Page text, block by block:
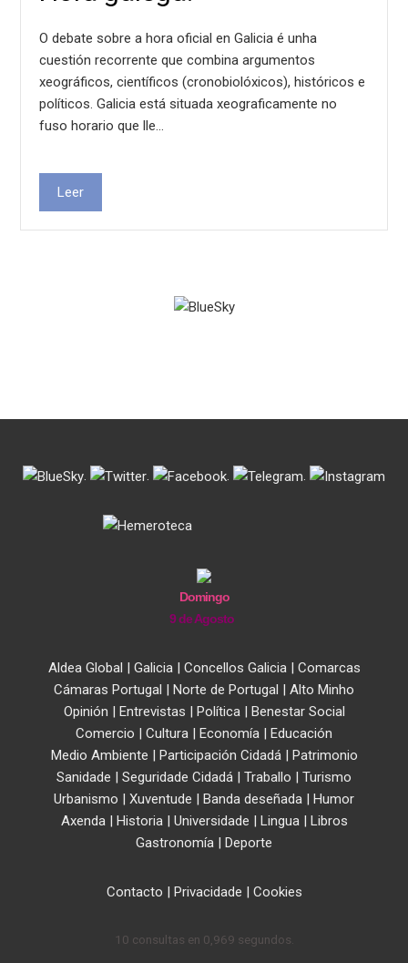
O debate sobre a hora oficial en Galicia é unha
cuestión recorrente que combina argumentos
xeográficos, científicos (cronobiolóxicos), históricos e
políticos. Galicia está situada xeograficamente no
fuso horario que lle…
Leer
. . . .
Domingo
9 de Agosto
Aldea Global | Galicia| Concellos Galicia| Comarcas
Cámaras Portugal | Norte de Portugal | Alto Minho
Opinión | Entrevistas | Política| Benestar Social
Comercio | Cultura | Economía | Educación
Medio Ambiente | Participación Cidadá| Patrimonio
Sanidade | Seguridade Cidadá | Traballo | Turismo
Urbanismo | Xuventude | Banda deseñada | Humor
Axenda| Historia| Universidade | Lingua| Libros
Gastronomía | Deporte
Contacto | Privacidade | Cookies
10 consultas en 0,969 segundos.